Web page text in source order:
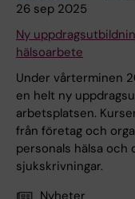
26 sep 2025
Ny
hälsoarbete
Under vårterminen
en helt ny
arbetsplatsen.
från företag och
personals hälsa och
sjukskrivningar.